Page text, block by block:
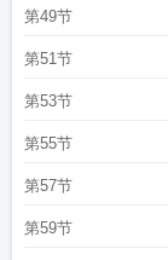
第49节
第51节
第53节
第55节
第57节
第59节